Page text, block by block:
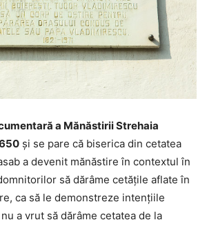
a Mănăstirii Strehaia
şi se pare că biserica din cetatea
a devenit mănăstire în contextul în
să dărâme cetăţile aflate în
ca să le demonstreze intenţiile
a vrut să dărâme cetatea de la